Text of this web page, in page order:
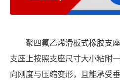
聚四氟乙烯滑板式橡胶支
支座上按照支座尺寸大小粘附
向刚度与压缩变形，且能承受